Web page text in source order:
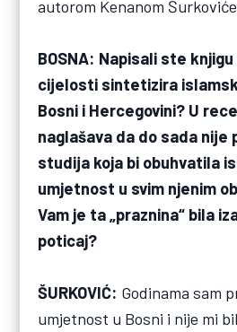
autorom Kenanom
BOSNA: Napisali ste
cijelosti sintetizira
Bosni i Hercegovini? U
naglašava da do sada nije
studija koja bi obuhvatila
umjetnost u svim njenim
Vam je ta „praznina“ bila
poticaj?
ŠURKOVIĆ: Godinama sam
umjetnost u Bosni i nije mi